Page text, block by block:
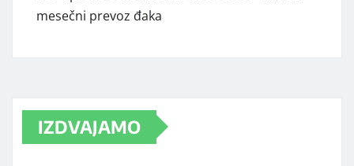
mesečni prevoz đaka
IZDVAJAMO